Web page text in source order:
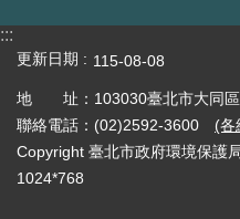
:::
更新日期 115-08-08
地 址：103030臺北市大同區
聯絡電話：(02)2592-3600 (各
Copyright 臺北市政府環境保
1024*768